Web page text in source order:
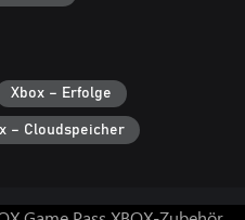
Xbox – Erfolge
– Cloudspeicher